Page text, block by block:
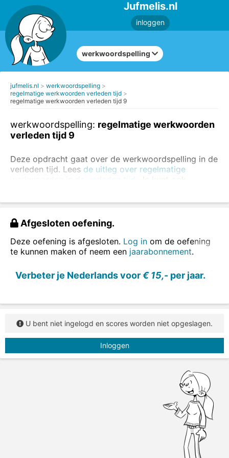
Jufmelis.nl
inloggen
werkwoordspelling
jufmelis.nl
werkwoordspelling
regelmatige werkwoorden verleden tijd
regelmatige werkwoorden verleden tijd 9
werkwoordspelling: regelmatige werkwoorden
verleden tijd 9
Deze opdracht gaat over de werkwoordspelling in de
verleden tijd. Lees de uitleg over regelmatige
werkwoorden.
Schrijf de werkwoorden in de verleden tijd.
Afgesloten oefening.
Deze oefening is afgesloten. Log in om de oefening
te kunnen maken of neem een jaarabonnement.
Verbeter je Nederlands voor€ 15,- per jaar.
U bent niet ingelogd en scores worden niet opgeslagen.
Inloggen